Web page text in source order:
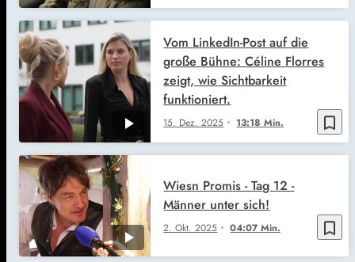
bookmark_border
15. Dez. 2025 13:18 Min.
Vom LinkedIn-Post auf die
große Bühne: Céline Florres
zeigt, wie Sichtbarkeit
funktioniert.
bookmark_border
2. Okt. 2025 04:07 Min.
Wiesn Promis - Tag 12 -
Männer unter sich!